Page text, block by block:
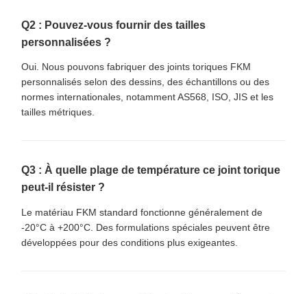
Q2 : Pouvez-vous fournir des tailles
personnalisées ?
Oui. Nous pouvons fabriquer des joints toriques FKM
personnalisés selon des dessins, des échantillons ou des
normes internationales, notamment AS568, ISO, JIS et les
tailles métriques.
Q3 : À quelle plage de température ce joint torique
peut-il résister ?
Le matériau FKM standard fonctionne généralement de
-20°C à +200°C. Des formulations spéciales peuvent être
développées pour des conditions plus exigeantes.